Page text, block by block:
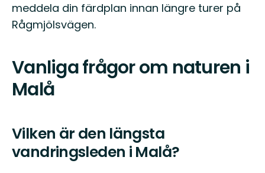
meddela din färdplan innan längre turer på
Rågmjölsvägen.
Vanliga frågor om naturen i
Malå
Vilken är den längsta
vandringsleden i Malå?